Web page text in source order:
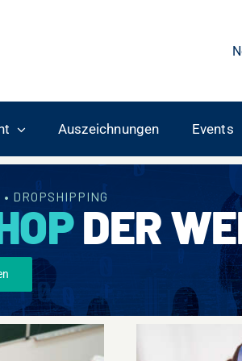
Auszeichnungen Events
DROPSHIPPING
DER